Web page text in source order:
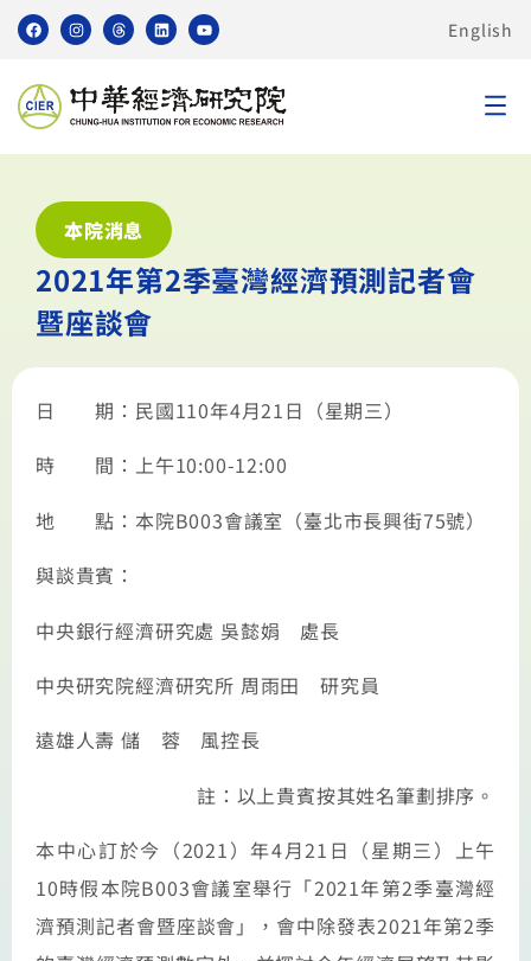
English
本院消息
2021年第2季臺灣經濟預測記者會
暨座談會
日 期：民國110年4月21日（星期三）
時 間：上午10:00-12:00
地 點：本院B003會議室（臺北市長興街75號）
與談貴賓：
中央銀行經濟研究處 吳懿娟 處長
中央研究院經濟研究所 周雨田 研究員
遠雄人壽 儲 蓉 風控長
註：以上貴賓按其姓名筆劃排序。
本中心訂於今（2021）年4月21 日（星期三）上午
10時假本院B003會議室舉行「2021年第2季臺灣經
濟預測記者會暨座談會」，會中除發表2021年第2季